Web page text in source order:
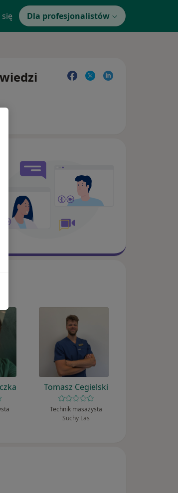
Dla profesjonalistów
Tomasz Cegielski
Technik masażysta
Suchy Las